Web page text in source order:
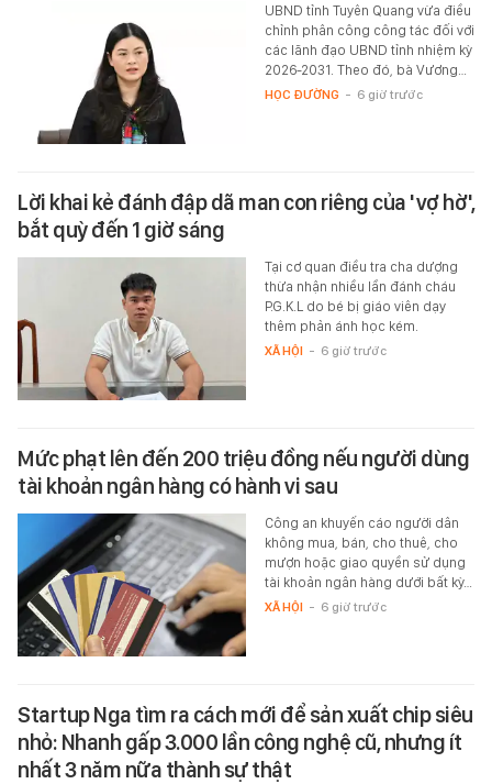
UBND tỉnh Tuyên Quang vừa điều
chỉnh phân công công tác đối với
các lãnh đạo UBND tỉnh nhiệm kỳ
2026-2031. Theo đó, bà Vương…
HỌC ĐƯỜNG - 6 giờ trước
Lời khai kẻ đánh đập dã man con riêng của 'vợ hờ',
bắt quỳ đến 1 giờ sáng
Tại cơ quan điều tra cha dượng
thừa nhận nhiều lần đánh cháu
P.G.K.L do bé bị giáo viên dạy
thêm phản ánh học kém.
XÃ HỘI - 6 giờ trước
Mức phạt lên đến 200 triệu đồng nếu người dùng
tài khoản ngân hàng có hành vi sau
Công an khuyến cáo người dân
không mua, bán, cho thuê, cho
mượn hoặc giao quyền sử dụng
tài khoản ngân hàng dưới bất kỳ…
XÃ HỘI - 6 giờ trước
Startup Nga tìm ra cách mới để sản xuất chip siêu
nhỏ: Nhanh gấp 3.000 lần công nghệ cũ, nhưng ít
nhất 3 năm nữa thành sự thật